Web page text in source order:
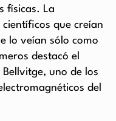
físicas. La
que creían
lo veían sólo como
destacó el
uno de los
del